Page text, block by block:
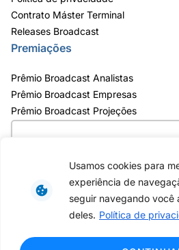
como você interage em nosso
personalizar conteúdo. Ao
concorda com o uso de cookies.
Usamos cookies para
experiência de
seguir navegando você
deles. Política de
Contrato Máster Terminal
Releases Broadcast
Premiações
Prêmio Broadcast Analistas
Prêmio Broadcast Empresas
Prêmio Broadcast Projeções
Av. Eng.
6º andar,
Paulo / SP,